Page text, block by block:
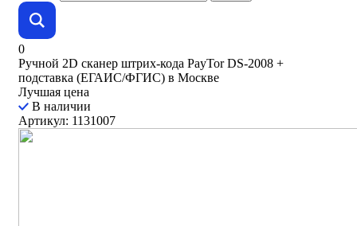
0
Ручной 2D сканер штрих-кода PayTor DS-2008 +
подставка (ЕГАИС/ФГИС) в Москве
Лучшая цена
В наличии
Артикул: 1131007